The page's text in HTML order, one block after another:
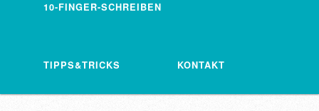
10-FINGER-SCHREIBEN
TIPPS&TRICKS KONTAKT